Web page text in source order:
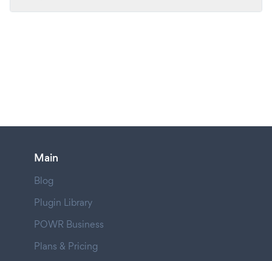
Main
Blog
Plugin Library
POWR Business
Plans & Pricing